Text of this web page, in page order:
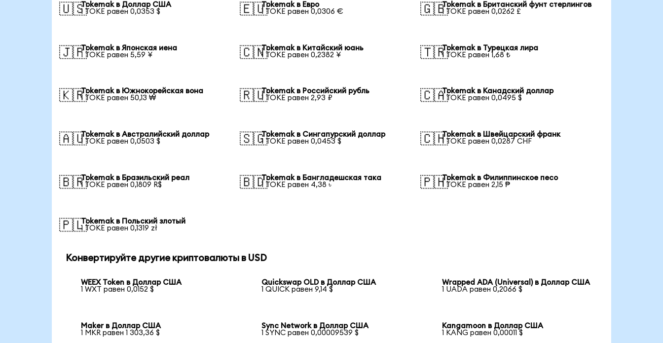
🇺🇸Tokemak в Доллар США
1 TOKE равен 0,0353 $
🇪🇺Tokemak в Евро
1 TOKE равен 0,0306 €
🇬🇧Tokemak в Британский фунт стерлингов
1 TOKE равен 0,0262 £
🇯🇵Tokemak в Японская иена
1 TOKE равен 5,59 ¥
🇨🇳Tokemak в Китайский юань
1 TOKE равен 0,2382 ¥
🇹🇷Tokemak в Турецкая лира
1 TOKE равен 1,68 ₺
🇰🇷Tokemak в Южнокорейская вона
1 TOKE равен 50,13 ₩
🇷🇺Tokemak в Российский рубль
1 TOKE равен 2,93 ₽
🇨🇦Tokemak в Канадский доллар
1 TOKE равен 0,0495 $
🇦🇺Tokemak в Австралийский доллар
1 TOKE равен 0,0503 $
🇸🇬Tokemak в Сингапурский доллар
1 TOKE равен 0,0453 $
🇨🇭Tokemak в Швейцарский франк
1 TOKE равен 0,0287 CHF
🇧🇷Tokemak в Бразильский реал
1 TOKE равен 0,1809 R$
🇧🇩Tokemak в Бангладешская така
1 TOKE равен 4,38 ৳
🇵🇭Tokemak в Филиппинское песо
1 TOKE равен 2,15 ₱
🇵🇱Tokemak в Польский злотый
1 TOKE равен 0,1319 zł
Конвертируйте другие криптовалюты в USD
WEEX Token в Доллар США
1 WXT равен 0,0152 $
Quickswap OLD в Доллар США
1 QUICK равен 9,14 $
Wrapped ADA (Universal) в Доллар США
1 UADA равен 0,2066 $
Maker в Доллар США
1 MKR равен 1 303,36 $
Sync Network в Доллар США
1 SYNC равен 0,00009539 $
Kangamoon в Доллар США
1 KANG равен 0,00011 $